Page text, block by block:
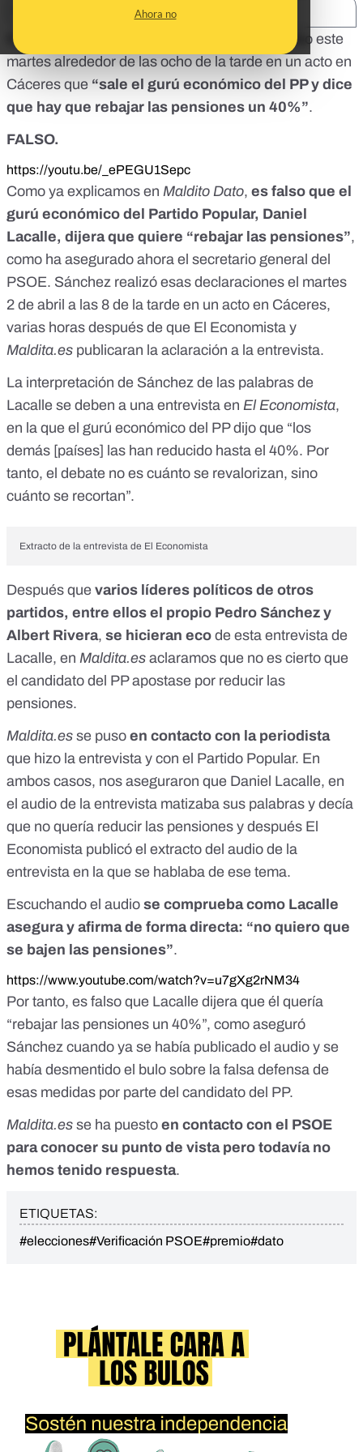
Ahora no
El presidente del Gobierno, Pedro Sánchez, dijo este
martes alrededor de las ocho de la tarde en un acto en
Cáceres que “sale el gurú económico del PP y dice
que hay que rebajar las pensiones un 40%”.
FALSO.
https://youtu.be/_ePEGU1Sepc
Como ya explicamos en Maldito Dato, es falso que el
gurú económico del Partido Popular, Daniel
Lacalle, dijera que quiere “rebajar las pensiones”,
como ha asegurado ahora el secretario general del
PSOE. Sánchez realizó esas declaraciones el martes
2 de abril a las 8 de la tarde en un acto en Cáceres,
varias horas después de que El Economista y
Maldita.es publicaran la aclaración a la entrevista.
La interpretación de Sánchez de las palabras de
Lacalle se deben a una entrevista en El Economista,
en la que el gurú económico del PP dijo que “los
demás [países] las han reducido hasta el 40%. Por
tanto, el debate no es cuánto se revalorizan, sino
cuánto se recortan”.
Extracto de la entrevista de El Economista
Después que varios líderes políticos de otros
partidos, entre ellos el propio Pedro Sánchez y
Albert Rivera, se hicieran eco de esta entrevista de
Lacalle, en Maldita.es aclaramos que no es cierto que
el candidato del PP apostase por reducir las
pensiones.
Maldita.es se puso en contacto con la periodista
que hizo la entrevista y con el Partido Popular. En
ambos casos, nos aseguraron que Daniel Lacalle, en
el audio de la entrevista matizaba sus palabras y decía
que no quería reducir las pensiones y después El
Economista publicó el extracto del audio de la
entrevista en la que se hablaba de ese tema.
Escuchando el audio se comprueba como Lacalle
asegura y afirma de forma directa: “no quiero que
se bajen las pensiones”.
https://www.youtube.com/watch?v=u7gXg2rNM34
Por tanto, es falso que Lacalle dijera que él quería
“rebajar las pensiones un 40%”, como aseguró
Sánchez cuando ya se había publicado el audio y se
había desmentido el bulo sobre la falsa defensa de
esas medidas por parte del candidato del PP.
Maldita.es se ha puesto en contacto con el PSOE
para conocer su punto de vista pero todavía no
hemos tenido respuesta.
ETIQUETAS:
#elecciones#Verificación PSOE#premio#dato